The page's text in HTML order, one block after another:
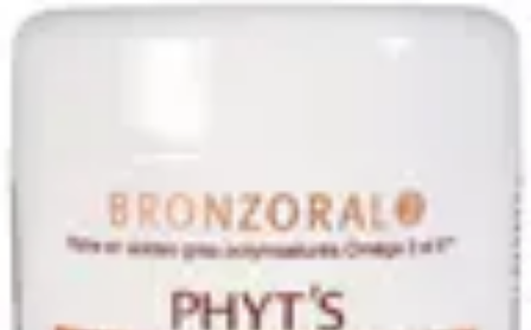
Guide Pays